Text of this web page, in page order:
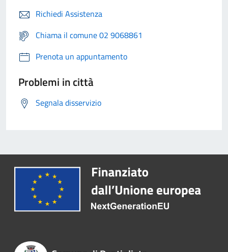
Richiedi Assistenza
Chiama il comune 02 9068861
Prenota un appuntamento
Problemi in città
Segnala disservizio